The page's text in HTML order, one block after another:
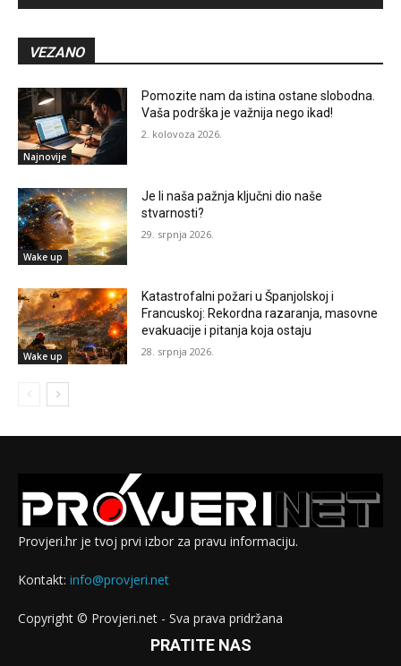
VEZANO
Najnovije
Pomozite nam da istina ostane slobodna.
Vaša podrška je važnija nego ikad!
2. kolovoza 2026.
Wake up
Je li naša pažnja ključni dio naše
stvarnosti?
29. srpnja 2026.
Wake up
Katastrofalni požari u Španjolskoj i
Francuskoj: Rekordna razaranja, masovne
evakuacije i pitanja koja ostaju
28. srpnja 2026.
Provjeri.hr je tvoj prvi izbor za pravu informaciju.
Kontakt: info@provjeri.net
Copyright © Provjeri.net - Sva prava pridržana
PRATITE NAS